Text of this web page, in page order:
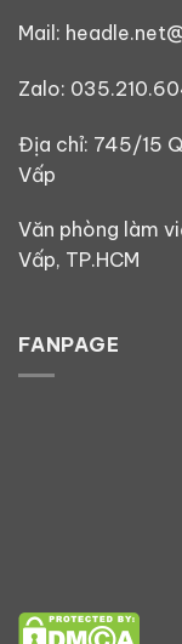
Mail:
Zalo:
Địa chỉ: 745/15
Vấp
Văn phòng làm
Vấp, TP.HCM
FANPAGE